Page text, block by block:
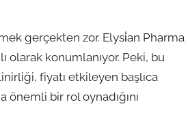
gerçekten zor. Elysi̇an Pharma
olarak konumlanıyor. Peki, bu
fiyatı etkileyen başlıca
önemli bir rol oynadığını